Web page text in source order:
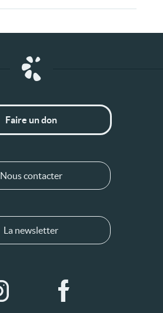
Faire un don
Nous contacter
La newsletter